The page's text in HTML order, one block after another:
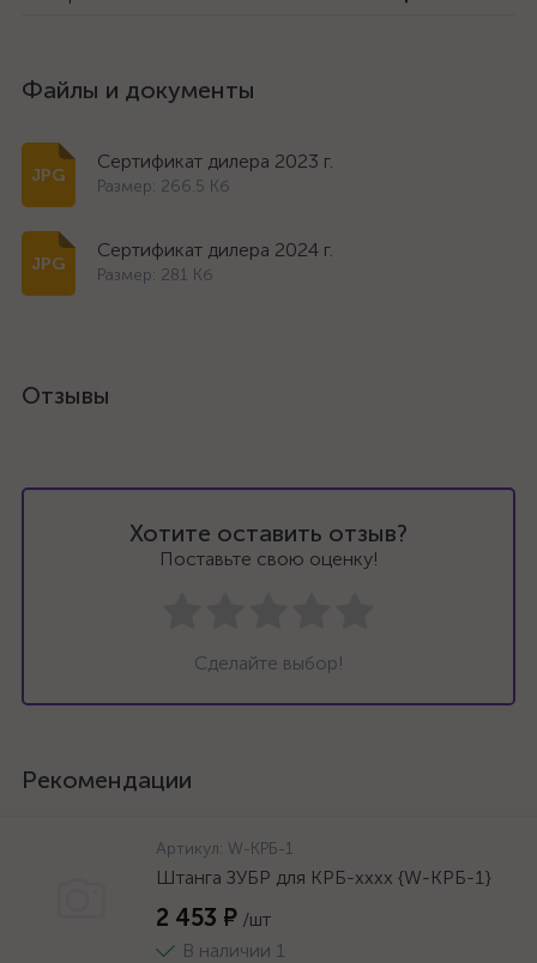
Файлы и документы
Сертификат дилера 2023 г.
Размер: 266.5 Кб
Сертификат дилера 2024 г.
Размер: 281 Кб
Отзывы
Хотите оставить отзыв?
Поставьте свою оценку!
Сделайте выбор!
Рекомендации
Артикул: W-КРБ-1
Штанга ЗУБР для КРБ-хххх {W-КРБ-1}
2 453 ₽ /шт
В наличии 1